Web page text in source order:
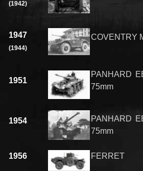
(1942)
1947
(1944)
COVENTRY
1951
PANHARD
75mm
1954
PANHARD
75mm
1956 FERRET